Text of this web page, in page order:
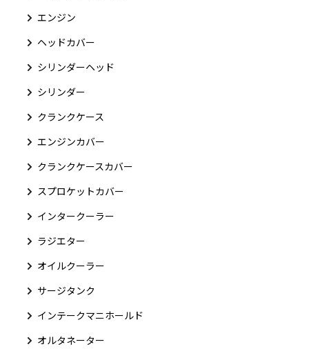
エンジン
ヘッドカバー
シリンダーヘッド
シリンダー
クランクケース
エンジンカバー
クランクケースカバー
スプロケットカバー
インタークーラー
ラジエター
オイルクーラー
サージタンク
インテークマニホールド
オルタネーター